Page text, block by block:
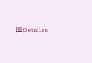
Detalles